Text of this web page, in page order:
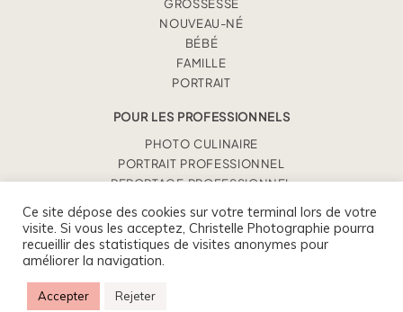
GROSSESSE
NOUVEAU-NÉ
BÉBÉ
FAMILLE
PORTRAIT
POUR LES PROFESSIONNELS
PHOTO CULINAIRE
PORTRAIT PROFESSIONNEL
REPORTAGE PROFESSIONNEL
CHRISTELLE BENEY
0675930363 / CONTACT@CHRISTELLEPHOTOGRAPHIE.FR
CHRISTELLE BENEY PHOTOGRAPHIE
COLOMBO & ROMAIN KERSULEC
Ce site dépose des cookies sur votre terminal lors de votre
visite. Si vous les acceptez, Christelle Photographie pourra
recueillir des statistiques de visites anonymes pour
améliorer la navigation.
Accepter Rejeter